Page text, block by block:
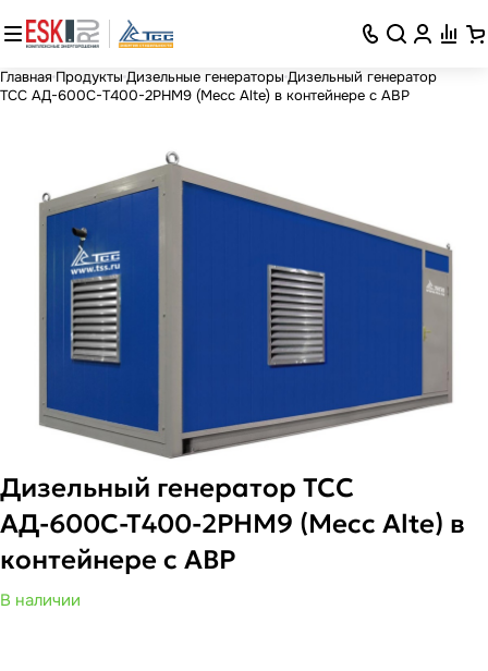
Главная Продукты Дизельные генераторы Дизельный генератор
ТСС АД-600С-Т400-2РНМ9 (Mecc Alte) в контейнере с АВР
Дизельный генератор ТСС
АД-600С-Т400-2РНМ9 (Mecc Alte) в
контейнере с АВР
В наличии